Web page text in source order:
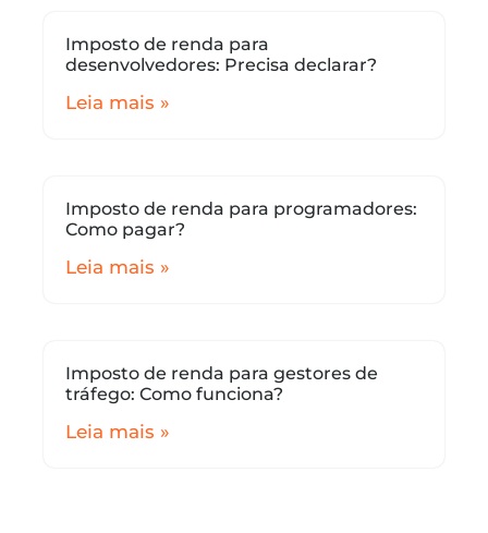
Imposto de renda para
desenvolvedores: Precisa declarar?
Leia mais »
Imposto de renda para programadores:
Como pagar?
Leia mais »
Imposto de renda para gestores de
tráfego: Como funciona?
Leia mais »